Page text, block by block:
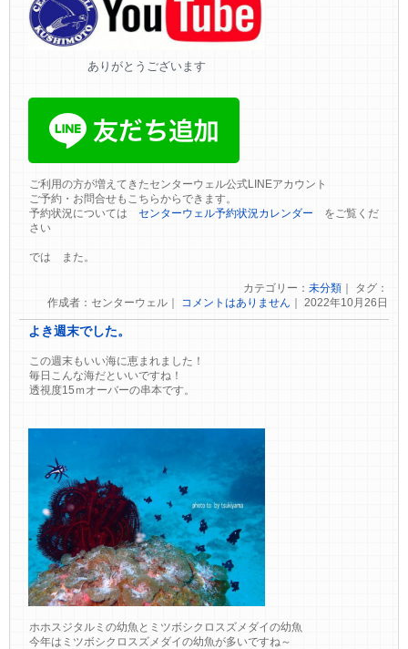
ありがとうございます
ご利用の方が増えてきたセンターウェル公式LINEアカウント
ご予約・お問合せもこちらからできます。
予約状況についてはセンターウェル予約状況カレンダー をご覧くだ
さい
では また。
カテゴリー： 未分類｜ タグ：
作成者：センターウェル｜ コメントはありません ｜ 2022年10月26日
よき週末でした。
この週末もいい海に恵まれました！
毎日こんな海だといいですね！
透視度15ｍオーバーの串本です。
ホホスジタルミの幼魚とミツボシクロスズメダイの幼魚
今年はミツボシクロスズメダイの幼魚が多いですね～